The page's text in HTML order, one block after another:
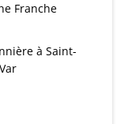
Franche
à Saint-